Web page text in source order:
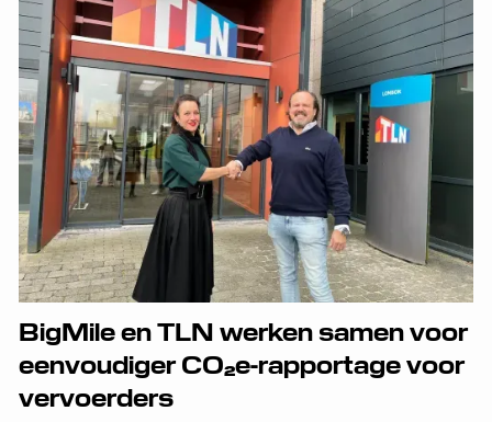
BigMile en TLN werken samen voor
eenvoudiger CO₂e-rapportage voor
vervoerders